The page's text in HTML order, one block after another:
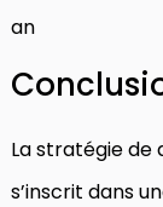
an
La stratégie de
s’inscrit dans